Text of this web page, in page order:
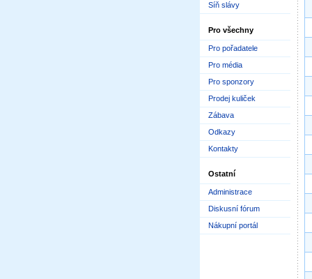
Síň slávy
Pro všechny
Pro pořadatele
Pro média
Pro sponzory
Prodej kuliček
Zábava
Odkazy
Kontakty
Ostatní
Administrace
Diskusní fórum
Nákupní portál